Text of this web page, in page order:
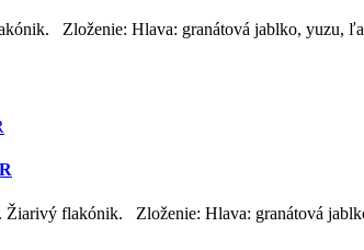
Zloženie: Hlava: granátová jablko, yuzu,
Žiarivý flakónik. Zloženie: Hlava: granátová